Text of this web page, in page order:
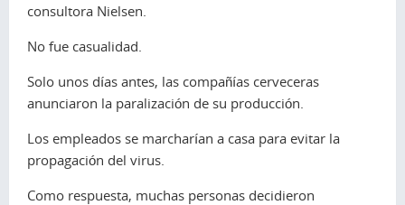
consultora Nielsen.
No fue casualidad.
Solo unos días antes, las compañías cerveceras
anunciaron la paralización de su producción.
Los empleados se marcharían a casa para evitar la
propagación del virus.
Como respuesta, muchas personas decidieron